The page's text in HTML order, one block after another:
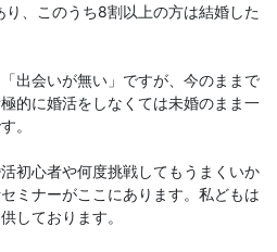
、このうち8割以上の方は結婚した
出会いが無い」ですが、今のままで
的に婚活をしなくては未婚のまま一
。
初心者や何度挑戦してもうまくいか
ミナーがここにあります。私どもは
しております。